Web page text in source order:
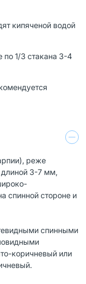
кипяченой водой
1/3 стакана 3-4
реже
3-7 мм,
спинной стороне и
спинными
коричневый или